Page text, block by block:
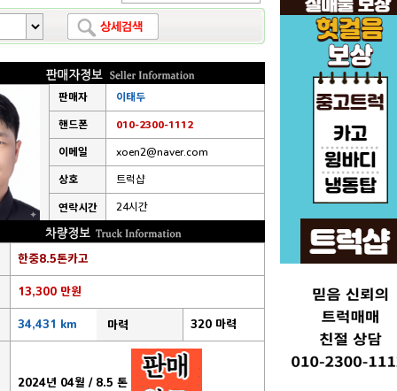
판매자 이태두
핸드폰 010-2300-1112
이메일 xoen2@naver.com
상호 트럭샵
연락시간 24시간
한중8.5톤카고
13,300 만원
34,431 km 마력 320 마력
2024년 04월 / 8.5 톤